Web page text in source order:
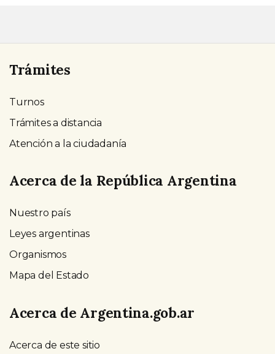
Trámites
Turnos
Trámites a distancia
Atención a la ciudadanía
Acerca de la República Argentina
Nuestro país
Leyes argentinas
Organismos
Mapa del Estado
Acerca de Argentina.gob.ar
Acerca de este sitio